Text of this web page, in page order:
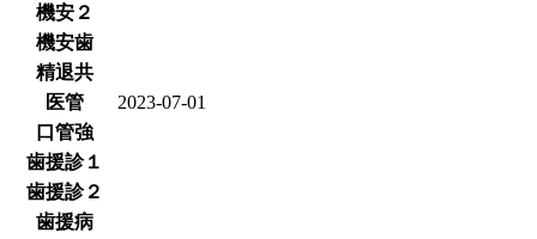
機安２
機安歯
精退共
医管
2023-07-01
口管強
歯援診１
歯援診２
歯援病